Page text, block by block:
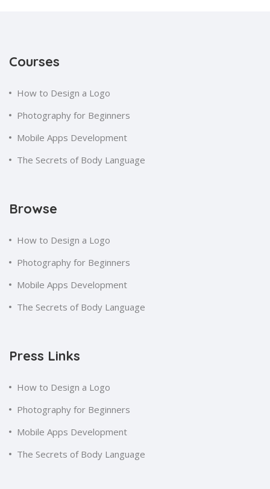
Courses
How to Design a Logo
Photography for Beginners
Mobile Apps Development
The Secrets of Body Language
Browse
How to Design a Logo
Photography for Beginners
Mobile Apps Development
The Secrets of Body Language
Press Links
How to Design a Logo
Photography for Beginners
Mobile Apps Development
The Secrets of Body Language